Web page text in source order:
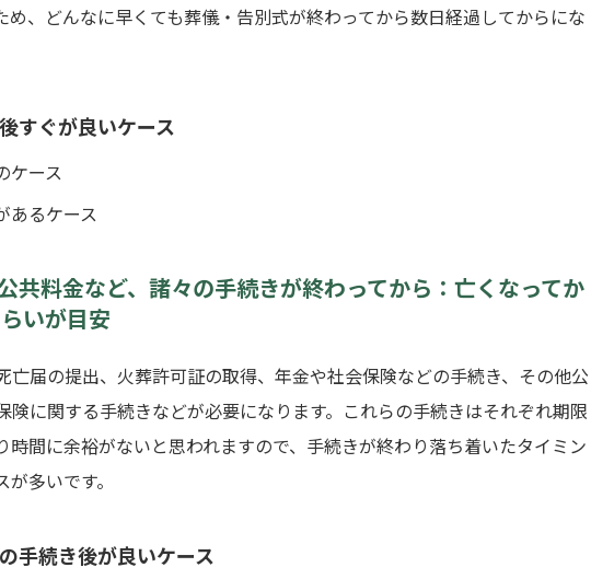
め、どんなに早くても葬儀・告別式が終わってから数日経過してからにな
すぐが良いケース
ケース
あるケース
共料金など、諸々の手続きが終わってから：亡くなってか
いが目安
亡届の提出、火葬許可証の取得、年金や社会保険などの手続き、その他公
険に関する手続きなどが必要になります。これらの手続きはそれぞれ期限
時間に余裕がないと思われますので、手続きが終わり落ち着いたタイミン
多いです。
手続き後が良いケース